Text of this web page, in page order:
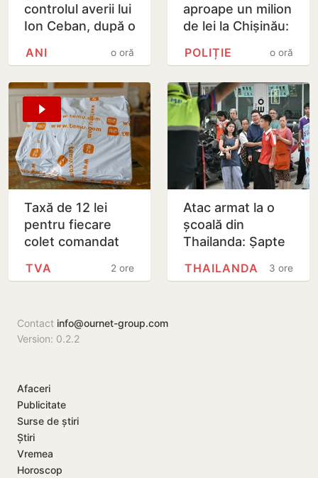
controlul averii lui
Ion Ceban, după o
banii folosiți
o oră
ANI
aproape un milion
de lei la Chișinău:
predat economiile
o oră
POLIȚIE
Taxă de 12 lei
pentru fiecare
colet comandat
internaționale
2 ore
TVA
Atac armat la o
școală din
Thailanda: Șapte
după ce un elev3 ore
THAILANDA
Contact info@ournet-group.com
Version: 0.2.2
Afaceri
Publicitate
Surse de știri
Știri
Vremea
Horoscop